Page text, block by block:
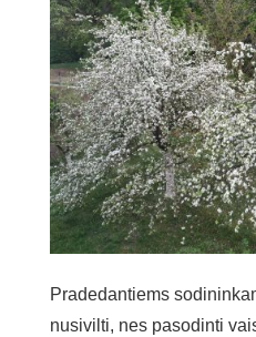
Pradedantiems
nusivilti, nes pasodinti